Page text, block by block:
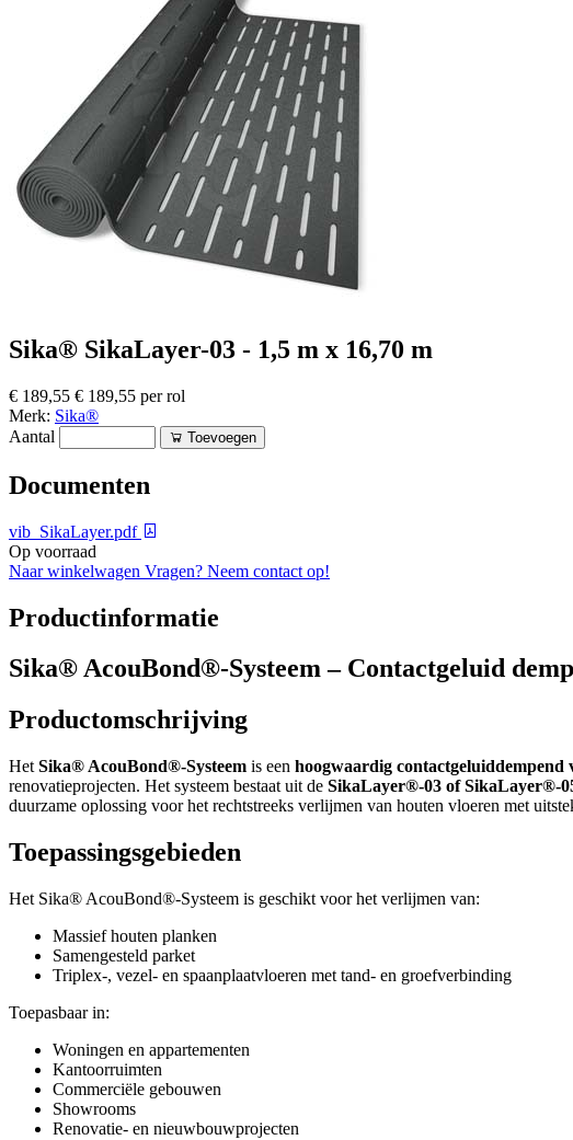
Sika® SikaLayer-03 - 1,5 m x 16,70 m
€ 189,55 € 189,55 per rol
Merk: Sika®
Aantal
Toevoegen
Documenten
vib_SikaLayer.pdf
Op voorraad
Naar winkelwagen Vragen? Neem contact op!
Productinformatie
Sika® AcouBond®-Systeem – Contactgeluid
Productomschrijving
Het Sika® AcouBond®-Systeem is een hoogwaardig contactgeluiddempend
renovatieprojecten. Het systeem bestaat uit de SikaLayer®-03 of SikaLayer®-
duurzame oplossing voor het rechtstreeks verlijmen van houten vloeren met
Toepassingsgebieden
Het Sika® AcouBond®-Systeem is geschikt voor het verlijmen van:
Massief houten planken
Samengesteld parket
Triplex-, vezel- en spaanplaatvloeren met tand- en groefverbinding
Toepasbaar in:
Woningen en appartementen
Kantoorruimten
Commerciële gebouwen
Showrooms
Renovatie- en nieuwbouwprojecten